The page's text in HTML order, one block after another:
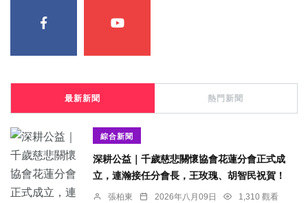
最新新聞 熱門新聞
綜合新聞
深耕公益｜千歲慈悲關懷協會花蓮分會正式成
立，連瀚接任分會長，王玫瑰、胡智民祝賀！
張柏東 2026年八月09日
1,310 觀看